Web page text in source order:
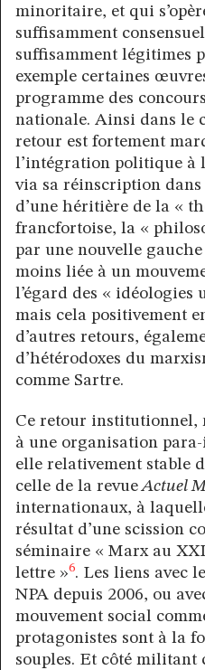
minoritaire, et qui
suffisamment
suffisamment légitimes
exemple certaines
programme des
nationale. Ainsi dans le
retour est fortement
l’intégration politique à
via sa réinscription
d’une héritière de la «
francfortoise, la «
par une nouvelle
moins liée à un
l’égard des « idéologies
mais cela positivement
d’autres retours,
d’hétérodoxes du
comme Sartre.
Ce retour institutionnel,
à une organisation
elle relativement stable
celle de la revueActuel
internationaux, à
résultat d’une scission
séminaire « Marx au XXI
lettre »6. Les liens avec
NPA depuis 2006, ou
mouvement social
protagonistes sont à la
souples. Et côté militant